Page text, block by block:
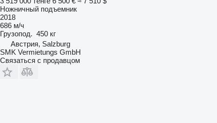
Ножничный подъемник
2018
686 м/ч
Грузопод. 450 кг
Австрия, Salzburg
SMK Vermietungs GmbH
Связаться с продавцом